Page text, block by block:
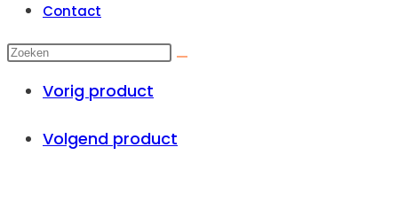
Contact
Vorig product
Volgend product